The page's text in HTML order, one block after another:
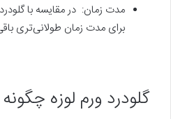
مدت زمان: در مقایسه با
برای مدت زمان طولانی‌تری
گلودرد ورم لوزه